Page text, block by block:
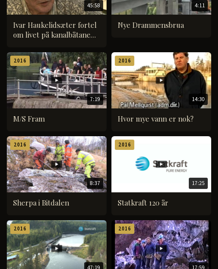
45:58
Ivar Haukelidsæter fortel
om livet på kanalbåtane
verdskrigen
4:11
Nye Drammensbrua
2016
7:19
M/S Fram
2016
14:30
Hvor mye vann er nok?
2016
8:37
Sherpa i Bitdalen
2016
17:25
Statkraft 120 år
2016 2016